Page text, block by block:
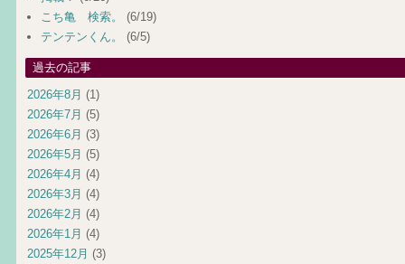
こち亀 検索。
(6/19)
テンテンくん。
(6/5)
過去の記事
2026年8月 (1)
2026年7月 (5)
2026年6月 (3)
2026年5月 (5)
2026年4月 (4)
2026年3月 (4)
2026年2月 (4)
2026年1月 (4)
2025年12月 (3)